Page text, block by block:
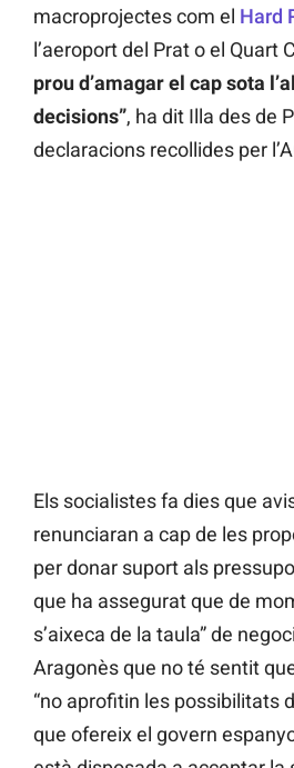
macroprojectes com el Hard
l’aeroport del Prat o el Quart
prou d’amagar el cap sota
decisions”, ha dit Illa des de
declaracions recollides per
Els socialistes fa dies que
renunciaran a cap de les
per donar suport als
que ha assegurat que de
s’aixeca de la taula” de
Aragonès que no té sentit
“no aprofitin les possibilitats
que ofereix el govern